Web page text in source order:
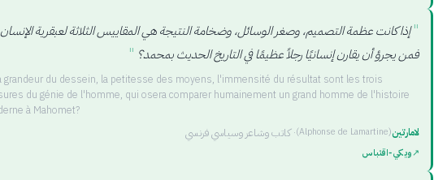
" إذا كانت عظمة التصميم، وصغر الوسائل، وضخامة النتيجة هي المقاييس الثلاثة لعبقرية
فمن يجرؤ أن يقارن إنسانيًا رجلاً عظيمًا في التاريخ الحديث بمحمد؟ "
grandeur du dessein, la petitesse des moyens, l'immensité du résultat sont les trois
du génie de l'homme, qui osera comparer humainement un grand homme de l'histoire
à Mahomet?
لامارتين
(Alphonse de Lamartine)
·كاتب وشاعر وسياسي فرنسي
↗ويكي‑اقتباس